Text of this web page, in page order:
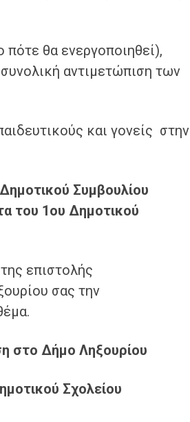
θα ενεργοποιηθεί),
αντιμετώπιση των
και γονείς στην
Συμβουλίου
του 1ου Δημοτικού
επιστολής
σας την
στο Δήμο Ληξουρίου
Σχολείου